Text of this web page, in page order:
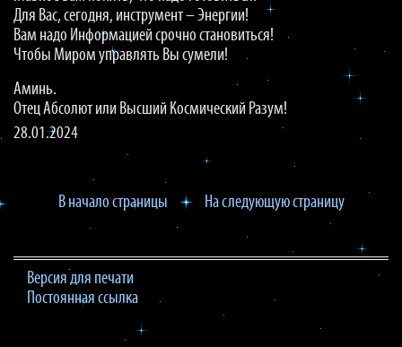
Для Вас, сегодня, инструмент – Энергии!
Вам надо Информацией срочно становиться!
Чтобы Миром управлять Вы сумели!
Аминь.
Отец Абсолют или Высший Космический Разум!
28.01.2024
В начало страницы На следующую страницу
Версия для печати
Постоянная ссылка